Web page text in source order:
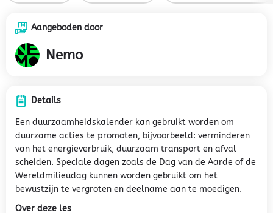
Aangeboden door
Nemo
Details
Een duurzaamheidskalender kan gebruikt worden om
duurzame acties te promoten, bijvoorbeeld: verminderen
van het energieverbruik, duurzaam transport en afval
scheiden. Speciale dagen zoals de Dag van de Aarde of de
Wereldmilieudag kunnen worden gebruikt om het
bewustzijn te vergroten en deelname aan te moedigen.
Over deze les